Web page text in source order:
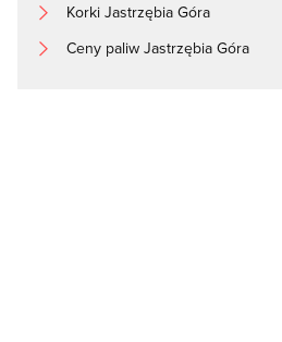
Korki Jastrzębia Góra
Ceny paliw Jastrzębia Góra